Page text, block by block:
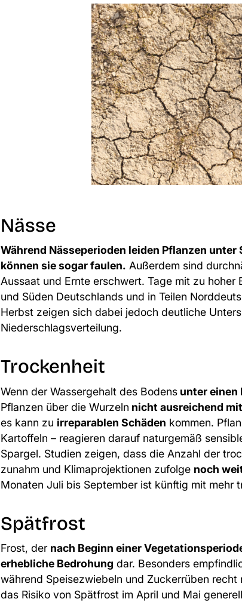
Nässe
Während Nässeperioden leiden Pflanzen
können sie sogar faulen. Außerdem sind
Aussaat und Ernte erschwert. Tage mit zu
und Süden Deutschlands und in Teilen
Herbst zeigen sich dabei jedoch deutliche
Niederschlagsverteilung.
Trockenheit
Wenn der Wassergehalt des Bodensunter einen
Pflanzen über die Wurzeln nicht ausreichend
es kann zu irreparablen Schäden kommen.
Kartoffeln – reagieren darauf naturgemäß
Spargel. Studien zeigen, dass die Anzahl der
zunahm und Klimaprojektionen zufolge noch
Monaten Juli bis September ist künftig mit mehr
Spätfrost
Frost, der nach Beginn einer
erhebliche Bedrohung dar. Besonders
während Speisezwiebeln und Zuckerrüben
das Risiko von Spätfrost im April und Mai